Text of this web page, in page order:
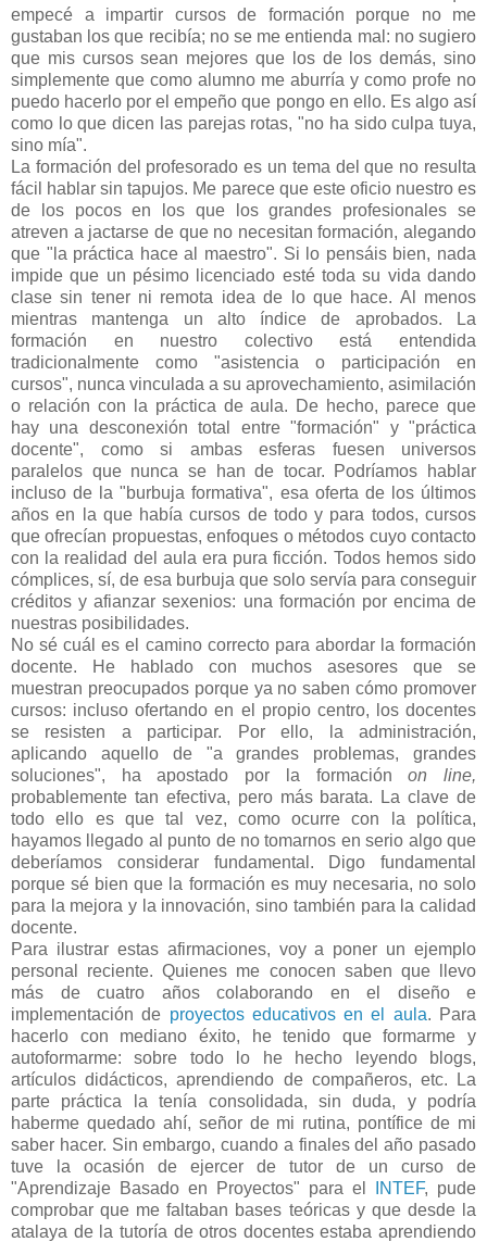
empecé a impartir cursos de formación porque no me
gustaban los que recibía; no se me entienda mal: no sugiero
que mis cursos sean mejores que los de los demás, sino
simplemente que como alumno me aburría y como profe no
puedo hacerlo por el empeño que pongo en ello. Es algo así
como lo que dicen las parejas rotas, "no ha sido culpa tuya,
sino mía".
La formación del profesorado es un tema del que no resulta
fácil hablar sin tapujos. Me parece que este oficio nuestro es
de los pocos en los que los grandes profesionales se
atreven a jactarse de que no necesitan formación, alegando
que "la práctica hace al maestro". Si lo pensáis bien, nada
impide que un pésimo licenciado esté toda su vida dando
clase sin tener ni remota idea de lo que hace. Al menos
mientras mantenga un alto índice de aprobados. La
formación en nuestro colectivo está entendida
tradicionalmente como "asistencia o participación en
cursos", nunca vinculada a su aprovechamiento, asimilación
o relación con la práctica de aula. De hecho, parece que
hay una desconexión total entre "formación" y "práctica
docente", como si ambas esferas fuesen universos
paralelos que nunca se han de tocar. Podríamos hablar
incluso de la "burbuja formativa", esa oferta de los últimos
años en la que había cursos de todo y para todos, cursos
que ofrecían propuestas, enfoques o métodos cuyo contacto
con la realidad del aula era pura ficción. Todos hemos sido
cómplices, sí, de esa burbuja que solo servía para conseguir
créditos y afianzar sexenios: una formación por encima de
nuestras posibilidades.
No sé cuál es el camino correcto para abordar la formación
docente. He hablado con muchos asesores que se
muestran preocupados porque ya no saben cómo promover
cursos: incluso ofertando en el propio centro, los docentes
se resisten a participar. Por ello, la administración,
aplicando aquello de "a grandes problemas, grandes
soluciones", ha apostado por la formaciónon line,
probablemente tan efectiva, pero más barata. La clave de
todo ello es que tal vez, como ocurre con la política,
hayamos llegado al punto de no tomarnos en serio algo que
deberíamos considerar fundamental. Digo fundamental
porque sé bien que la formación es muy necesaria, no solo
para la mejora y la innovación, sino también para la calidad
docente.
Para ilustrar estas afirmaciones, voy a poner un ejemplo
personal reciente. Quienes me conocen saben que llevo
más de cuatro años colaborando en el diseño e
implementación de proyectos educativos en el aula. Para
hacerlo con mediano éxito, he tenido que formarme y
autoformarme: sobre todo lo he hecho leyendo blogs,
artículos didácticos, aprendiendo de compañeros, etc. La
parte práctica la tenía consolidada, sin duda, y podría
haberme quedado ahí, señor de mi rutina, pontífice de mi
saber hacer. Sin embargo, cuando a finales del año pasado
tuve la ocasión de ejercer de tutor de un curso de
"Aprendizaje Basado en Proyectos" para el
INTEF, pude
comprobar que me faltaban bases teóricas y que desde la
atalaya de la tutoría de otros docentes estaba aprendiendo